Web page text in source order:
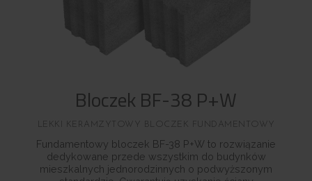
Bloczek BF-38 P+W
LEKKI KERAMZYTOWY BLOCZEK FUNDAMENTOWY
Fundamentowy bloczek BF-38 P+W to rozwiązanie
dedykowane przede wszystkim do budynków
mieszkalnych jednorodzinnych o podwyższonym